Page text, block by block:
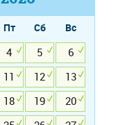
Пт Сб
Вс
4 5
6
11 12
13
18 19
20